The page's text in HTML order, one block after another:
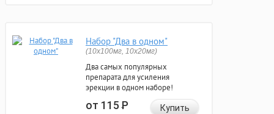
Набор "Два в одном"
(10x100мг, 10x20мг)
Два самых популярных
препарата для усиления
эрекции в одном наборе!
от 115Р Купить